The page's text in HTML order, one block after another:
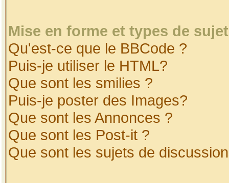
Mise en forme et types de
Qu'est-ce que le BBCode ?
Puis-je utiliser le HTML?
Que sont les smilies ?
Puis-je poster des Images?
Que sont les Annonces ?
Que sont les Post-it ?
Que sont les sujets de